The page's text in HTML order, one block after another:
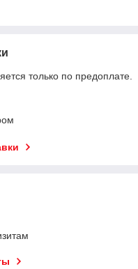
только по предоплате.